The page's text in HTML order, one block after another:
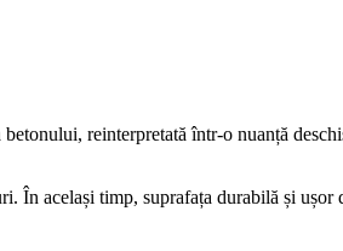
reinterpretată într-o nuanță
În același timp, suprafața durabilă și